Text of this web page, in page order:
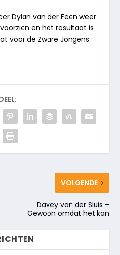
Dylan van der Feen weer
en het resultaat is
voor de Zware Jongens.
DEEL:
VOLGENDE
Davey van der Sluis –
Gewoon omdat het kan